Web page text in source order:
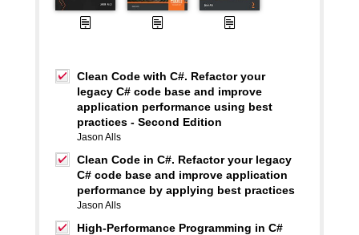
Clean Code with C#. Refactor your
legacy C# code base and improve
application performance using best
practices - Second Edition
Jason Alls
Clean Code in C#. Refactor your legacy
C# code base and improve application
performance by applying best practices
Jason Alls
High-Performance Programming in C#